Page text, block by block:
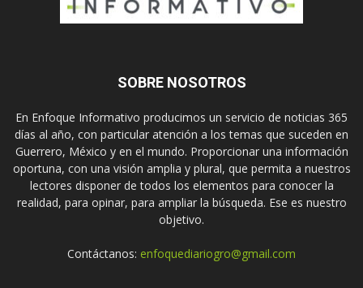
SOBRE NOSOTROS
En Enfoque Informativo producimos un servicio de noticias 365
días al año, con particular atención a los temas que suceden en
Guerrero, México y en el mundo. Proporcionar una información
oportuna, con una visión amplia y plural, que permita a nuestros
lectores disponer de todos los elementos para conocer la
realidad, para opinar, para ampliar la búsqueda. Ese es nuestro
objetivo.
Contáctanos: enfoquediariogro@gmail.com